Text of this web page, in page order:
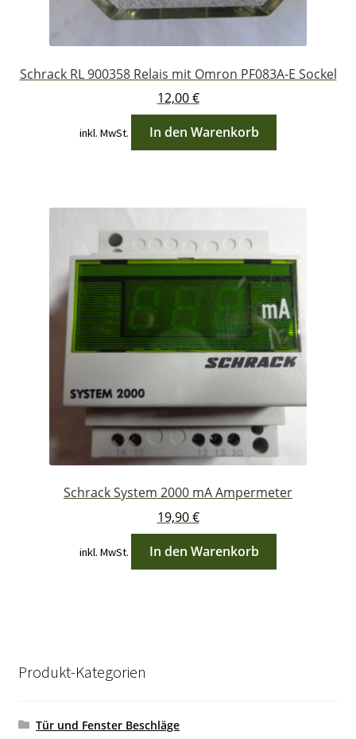
Schrack RL 900358 Relais mit Omron PF083A-E Sockel
12,00€
inkl. MwSt. In den Warenkorb
Schrack System 2000 mA Ampermeter
19,90€
inkl. MwSt. In den Warenkorb
Produkt-Kategorien
Tür und Fenster Beschläge